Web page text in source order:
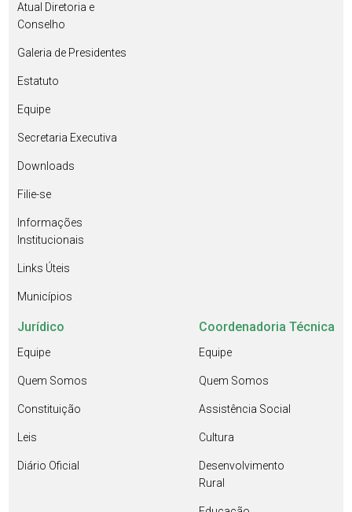
Atual Diretoria e
Conselho
Galeria de Presidentes
Estatuto
Equipe
Secretaria Executiva
Downloads
Filie-se
Informações
Institucionais
Links Úteis
Municípios
Jurídico
Equipe
Quem Somos
Constituição
Leis
Diário Oficial
Coordenadoria Técnica
Equipe
Quem Somos
Assistência Social
Cultura
Desenvolvimento
Rural